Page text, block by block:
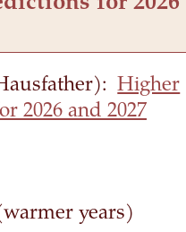
Higher
2026 and 2027
years)